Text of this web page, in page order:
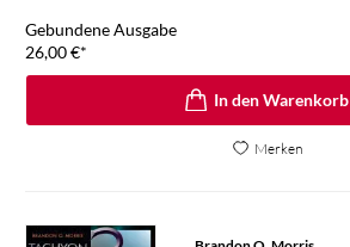
Gebundene Ausgabe
26,00€*
In den Warenkorb
Merken